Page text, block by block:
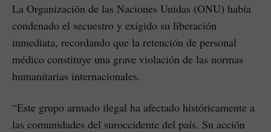
La Organización de las Naciones Unidas (ONU) había
condenado el secuestro y exigido su liberación
inmediata, recordando que la retención de personal
médico constituye una grave violación de las normas
humanitarias internacionales.
“Este grupo armado ilegal ha afectado históricamente a
las comunidades del suroccidente del país. Su acción